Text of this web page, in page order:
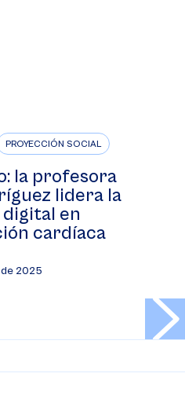
PROYECCIÓN SOCIAL
la profesora
lidera la
en
cardíaca
2025